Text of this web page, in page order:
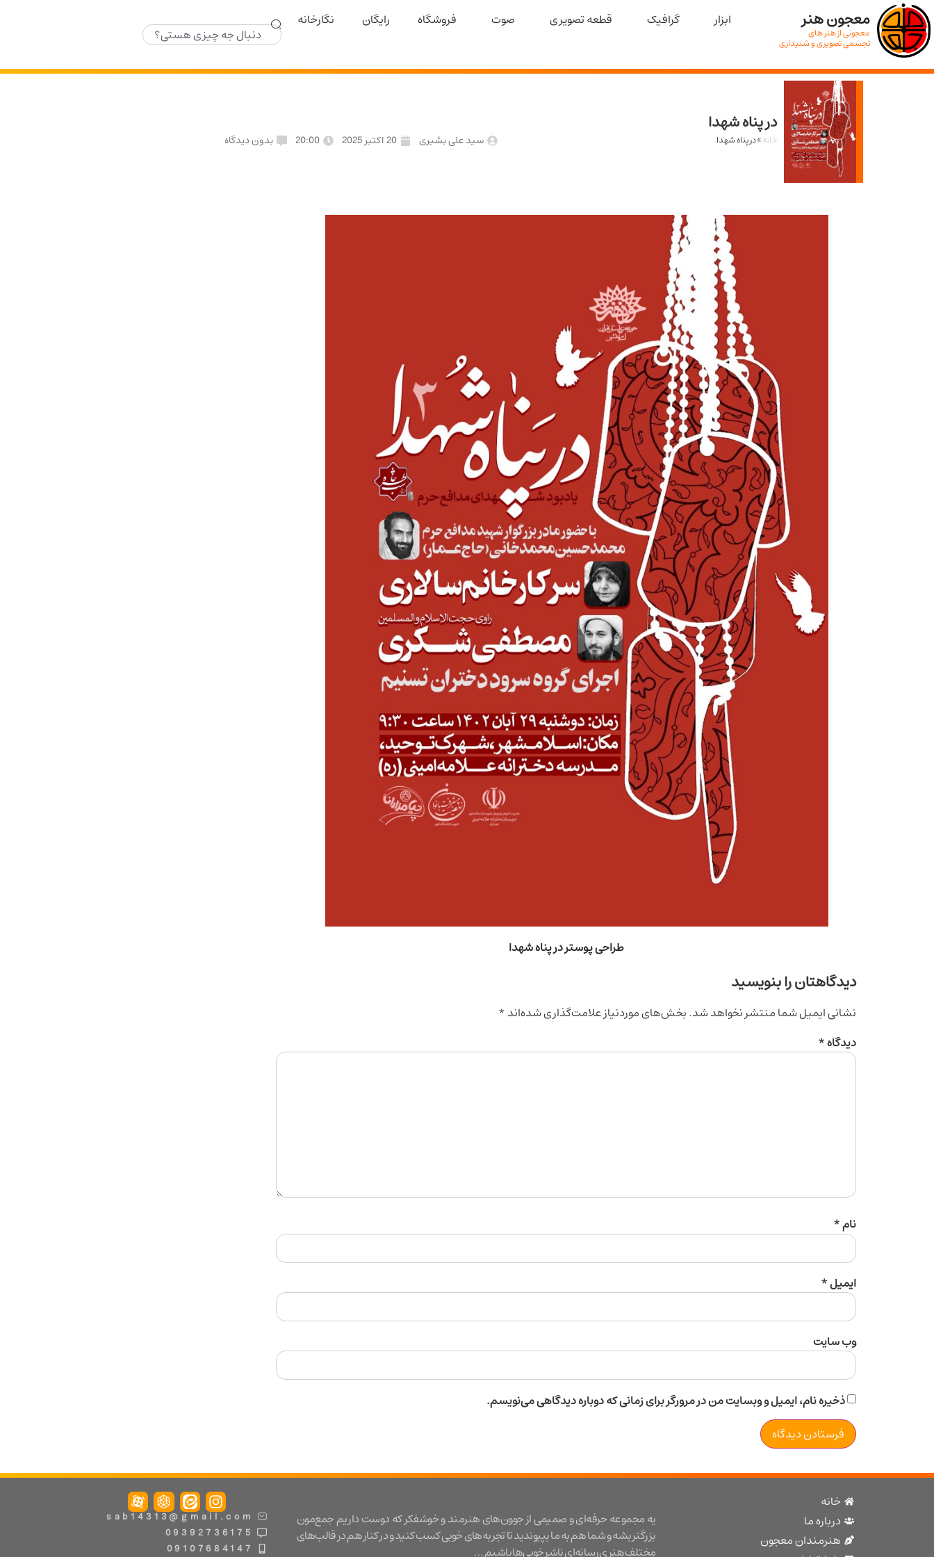
معجون هنر
معجونی از هنر های
تجسمی تصویری و شنیداری
ابزار گرافیک قطعه تصویری صوت فروشگاه رایگان نگارخانه
در پناه شهدا
خانه»در پناه شهدا سید علی بشیری 20 اکتبر 2025 20:00 بدون دیدگاه
طراحی پوستر در پناه شهدا
دیدگاهتان را بنویسید
نشانی ایمیل شما منتشر نخواهد شد.بخش‌های موردنیاز علامت‌گذاری شده‌اند*
دیدگاه*
نام*
ایمیل*
وب‌ سایت
ذخیره نام، ایمیل و وبسایت من در مرورگر برای زمانی که دوباره دیدگاهی می‌نویسم.
خانه
درباره ما
هنرمندان معجون
یه مجموعه حرفه‌ای و صمیمی از جوون‌های هنرمند و خوشفکر که دوست داریم جمع‌مون
بزرگتر بشه و شما هم به ما بپیوندید تا تجربه‌های خوبی کسب کنید و در کنار هم در قالب‌های
مختلف هنری رسانه‌ای ناشر خوبی‌ها باشیم …
sab14313@gmail.com
09392736175
09107684147